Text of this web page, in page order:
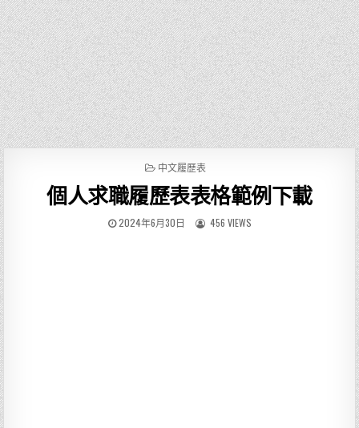
P
S
T
E
中文履歷表
個人求職履歷表表格範例下載
2024年6月30日 456 VIEWS